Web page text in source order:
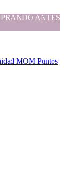
ANTES
MOM Puntos